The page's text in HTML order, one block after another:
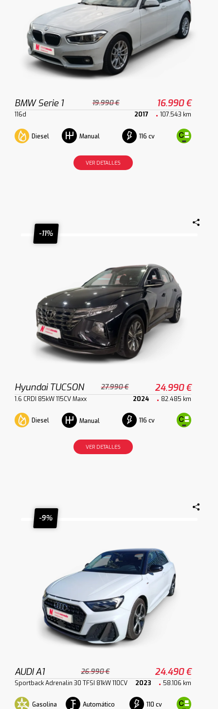
BMW Serie 1 19.990 € 16.990 €
116d 2017 107.543 km
Diesel Manual 116 cv
VER DETALLES
-11%
Hyundai TUCSON 27.990 € 24.990 €
1.6 CRDI 85kW 115CV Maxx 2024 82.485 km
Diesel Manual 116 cv
VER DETALLES
-9%
AUDI A1 26.990 € 24.490 €
Sportback Adrenalin 30 TFSI 81kW 110CV 2023 58.106 km
Gasolina Automático 110 cv